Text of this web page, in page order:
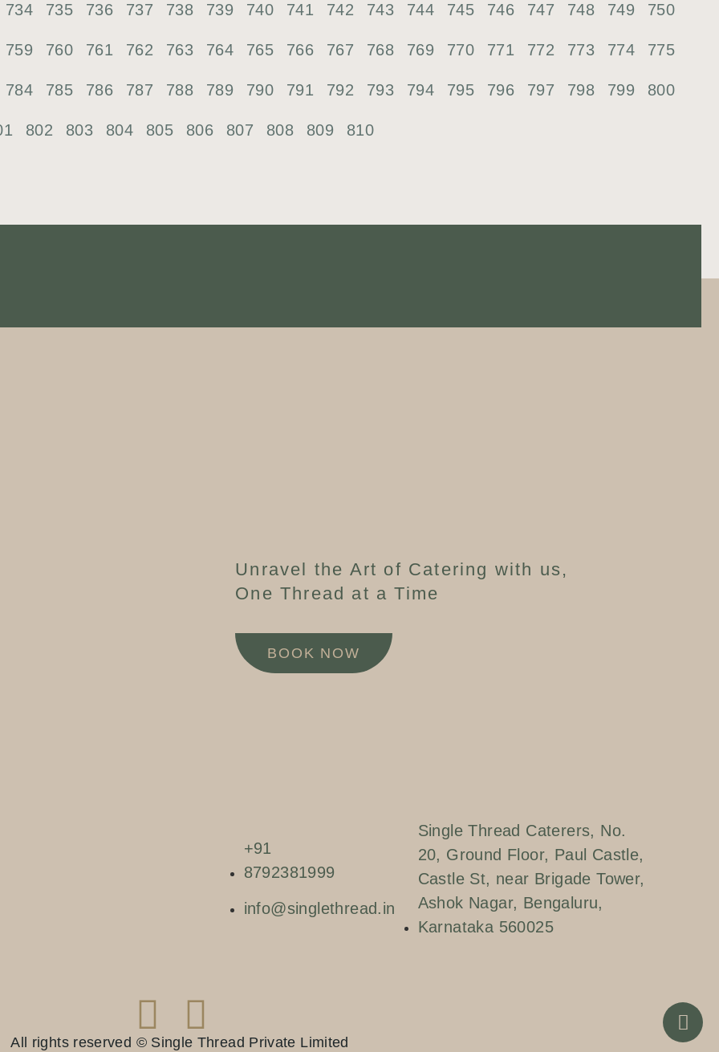
734 735 736 737 738 739 740 741 742 743 744 745 746 747 748 749 750
759 760 761 762 763 764 765 766 767 768 769 770 771 772 773 774 775
784 785 786 787 788 789 790 791 792 793 794 795 796 797 798 799 800
802 803 804 805 806 807 808 809 810
Unravel the Art of Catering with us,
One Thread at a Time
BOOK NOW
+91
8792381999
info@singlethread.in
Single Thread Caterers, No.
20, Ground Floor, Paul Castle,
Castle St, near Brigade Tower,
Ashok Nagar, Bengaluru,
Karnataka 560025
All rights reserved © Single Thread Private Limited